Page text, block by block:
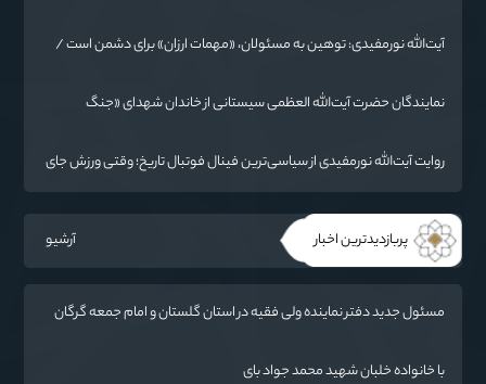
آیت‌الله نورمفیدی: توهین به مسئولان، «مهمات ارزان» برای دشمن است /
نمایندگان حضرت آیت‌الله العظمی سیستانی از خاندان شهدای «جنگ
روایت آیت‌الله نورمفیدی از سیاسی‌ترین فینال فوتبال تاریخ؛ وقتی ورزش جای
پربازدیدترین اخبار آرشیو
مسئول جدید دفتر نماینده ولی فقیه در استان گلستان و امام جمعه گرگان
با خانواده خلبان شهید محمد جواد بای